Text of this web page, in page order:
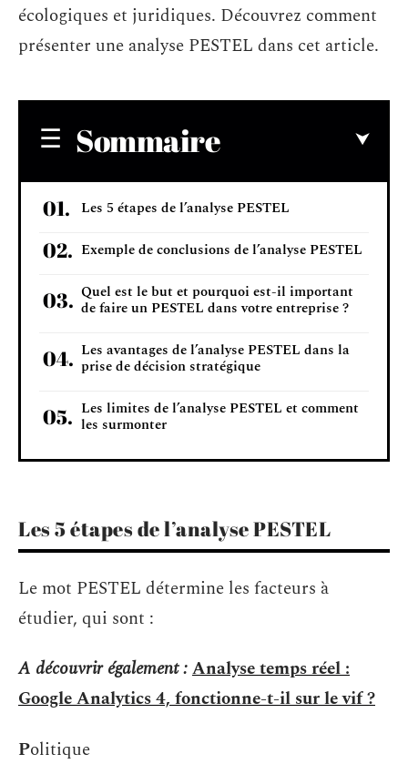
écologiques et juridiques. Découvrez comment
présenter une analyse PESTEL dans cet article.
Sommaire
Les 5 étapes de l’analyse PESTEL
Exemple de conclusions de l’analyse PESTEL
Quel est le but et pourquoi est-il important
de faire un PESTEL dans votre entreprise ?
Les avantages de l’analyse PESTEL dans la
prise de décision stratégique
Les limites de l’analyse PESTEL et comment
les surmonter
Les 5 étapes de l’analyse PESTEL
Le mot PESTEL détermine les facteurs à
étudier, qui sont :
A découvrir également :Analyse temps réel :
Google Analytics 4, fonctionne-t-il sur le vif ?
Politique